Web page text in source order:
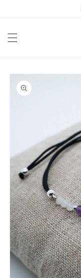
directamente
a la
información